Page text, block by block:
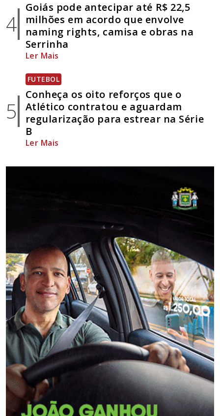
4
Goiás pode antecipar até R$ 22,5
milhões em acordo que envolve
naming rights, camisa e obras na
Serrinha
Ler Mais
5
FUTEBOL
Conheça os oito reforços que o
Atlético contratou e aguardam
regularização para estrear na Série
B
Ler Mais